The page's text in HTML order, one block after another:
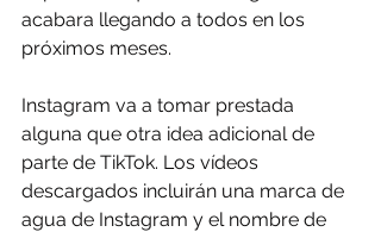
acabara llegando a todos en los
próximos meses.
Instagram va a tomar prestada
alguna que otra idea adicional de
parte de TikTok. Los vídeos
descargados incluirán una marca de
agua de Instagram y el nombre de